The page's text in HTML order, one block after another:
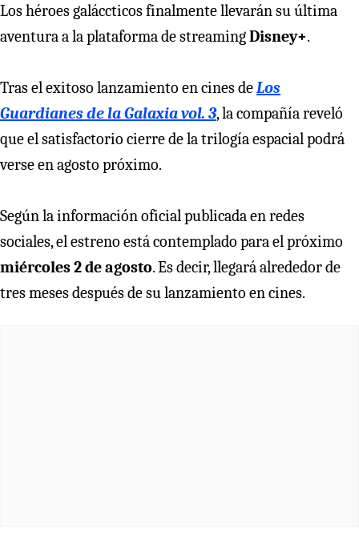
Los héroes galáccticos finalmente llevarán su última
aventura a la plataforma de streamingDisney+.
Tras el exitoso lanzamiento en cines deLos
Guardianes de la Galaxia vol. 3, la compañía reveló
que el satisfactorio cierre de la trilogía espacial podrá
verse en agosto próximo.
Según la información oficial publicada en redes
sociales, el estreno está contemplado para el próximo
miércoles 2 de agosto. Es decir, llegará alrededor de
tres meses después de su lanzamiento en cines.